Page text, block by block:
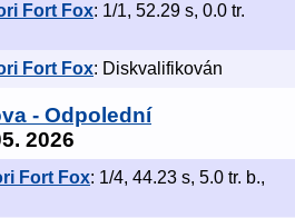
Fort Fox: 1/1, 52.29 s, 0.0 tr.
Fort Fox: Diskvalifikován
- Odpolední
2026
Fort Fox: 1/4, 44.23 s, 5.0 tr. b.,